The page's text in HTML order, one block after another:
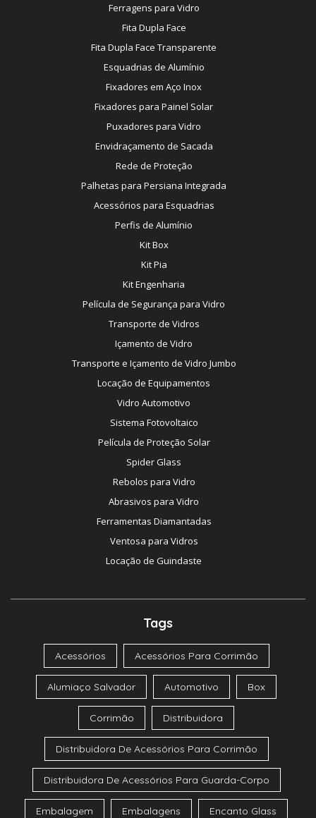
Ferragens para Vidro
Fita Dupla Face
Fita Dupla Face Transparente
Esquadrias de Alumínio
Fixadores em Aço Inox
Fixadores para Painel Solar
Puxadores para Vidro
Envidraçamento de Sacada
Rede de Proteção
Palhetas para Persiana Integrada
Acessórios para Esquadrias
Perfis de Alumínio
Kit Box
Kit Pia
Kit Engenharia
Película de Segurança para Vidro
Transporte de Vidros
Içamento de Vidro
Transporte e Içamento de Vidro Jumbo
Locação de Equipamentos
Vidro Automotivo
Sistema Fotovoltaico
Película de Proteção Solar
Spider Glass
Rebolos para Vidro
Abrasivos para Vidro
Ferramentas Diamantadas
Ventosa para Vidros
Locação de Guindaste
Tags
Acessórios Acessórios Para Corrimão
Alumiaço Salvador Automotivo Box
Corrimão Distribuidora
Distribuidora De Acessórios Para Corrimão
Distribuidora De Acessórios Para Guarda-Corpo
Embalagem Embalagens Encanto Glass